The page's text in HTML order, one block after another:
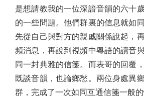
是想請教我的一位深諳音韻的六十
的一些問題。他們群裏的信息就如
先從自己與對方的親戚關係說起，
頻消息，再說到視頻中粵語的讀音
同一封典雅的信箋。而表哥的回覆
既談音韻，也論鄉愁。兩位身處異
群，完成了一次如同互通信箋一般的